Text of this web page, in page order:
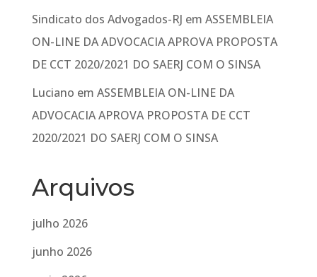
Sindicato dos Advogados-RJ em ASSEMBLEIA
ON-LINE DA ADVOCACIA APROVA PROPOSTA
DE CCT 2020/2021 DO SAERJ COM O SINSA
Luciano em ASSEMBLEIA ON-LINE DA
ADVOCACIA APROVA PROPOSTA DE CCT
2020/2021 DO SAERJ COM O SINSA
Arquivos
julho 2026
junho 2026